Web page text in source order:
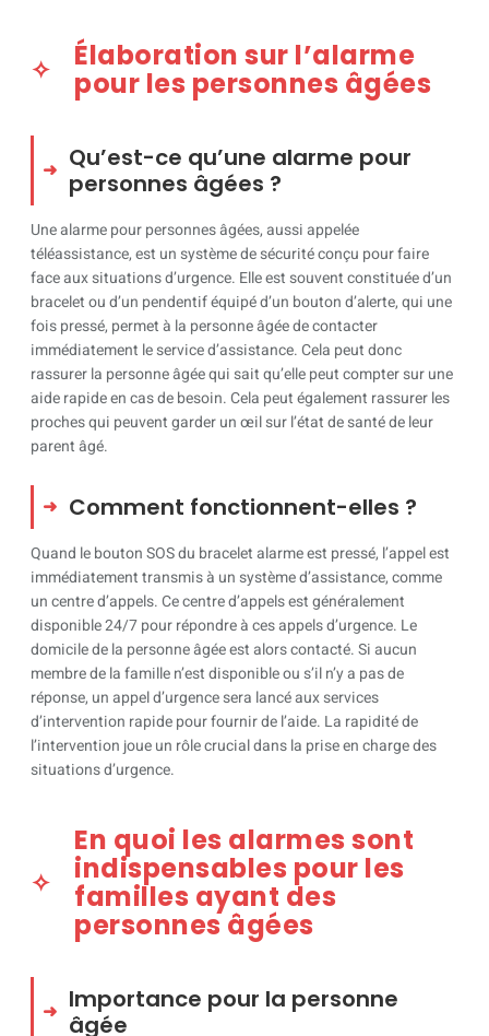
Élaboration sur l’alarme
pour les personnes âgées
Qu’est-ce qu’une alarme pour
personnes âgées ?
Une alarme pour personnes âgées, aussi appelée
téléassistance, est un système de sécurité conçu pour faire
face aux situations d’urgence. Elle est souvent constituée d’un
bracelet ou d’un pendentif équipé d’un bouton d’alerte, qui une
fois pressé, permet à la personne âgée de contacter
immédiatement le service d’assistance. Cela peut donc
rassurer la personne âgée qui sait qu’elle peut compter sur une
aide rapide en cas de besoin. Cela peut également rassurer les
proches qui peuvent garder un œil sur l’état de santé de leur
parent âgé.
Comment fonctionnent-elles ?
Quand le bouton SOS du bracelet alarme est pressé, l’appel est
immédiatement transmis à un système d’assistance, comme
un centre d’appels. Ce centre d’appels est généralement
disponible 24/7 pour répondre à ces appels d’urgence. Le
domicile de la personne âgée est alors contacté. Si aucun
membre de la famille n’est disponible ou s’il n’y a pas de
réponse, un appel d’urgence sera lancé aux services
d’intervention rapide pour fournir de l’aide. La rapidité de
l’intervention joue un rôle crucial dans la prise en charge des
situations d’urgence.
En quoi les alarmes sont
indispensables pour les
familles ayant des
personnes âgées
Importance pour la personne
âgée